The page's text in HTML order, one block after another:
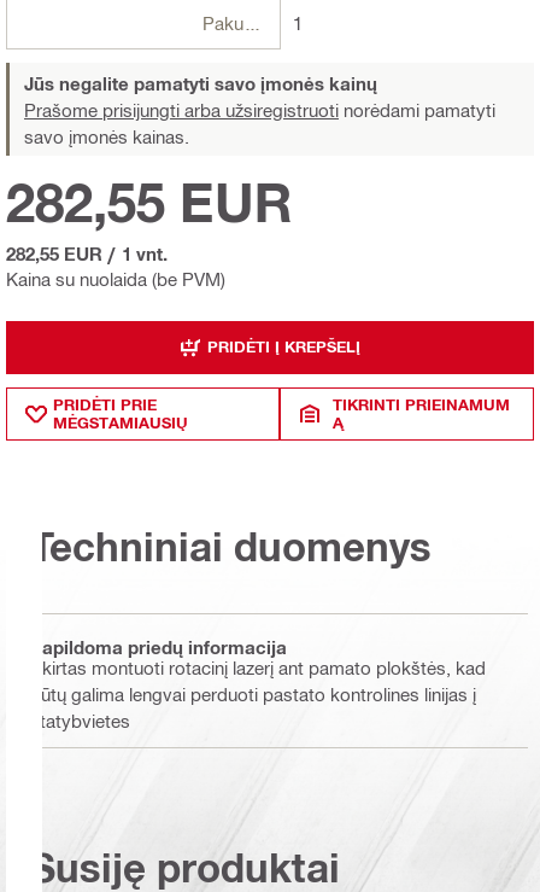
Pakuotės 1
Jūs negalite pamatyti savo įmonės kainų
Prašome prisijungti arba užsiregistruoti norėdami pamatyti
savo įmonės kainas.
Kaina su nuolaida (be PVM)
282,55 EUR
282,55 EUR / 1 vnt.
PRIDĖTI Į KREPŠELĮ
PRIDĖTI PRIE
MĖGSTAMIAUSIŲ
TIKRINTI PRIEINAMUM
Ą
Techniniai duomenys
Papildoma priedų informacija
Skirtas montuoti rotacinį lazerį ant pamato plokštės, kad
būtų galima lengvai perduoti pastato kontrolines linijas į
statybvietes
Susiję produktai